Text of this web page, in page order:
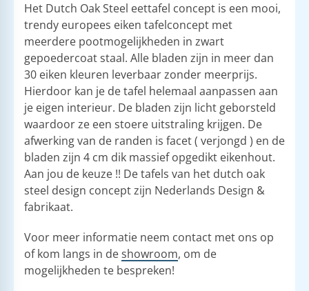
Het Dutch Oak Steel eettafel concept is een mooi,
trendy europees eiken tafelconcept met
meerdere pootmogelijkheden in zwart
gepoedercoat staal. Alle bladen zijn in meer dan
30 eiken kleuren leverbaar zonder meerprijs.
Hierdoor kan je de tafel helemaal aanpassen aan
je eigen interieur. De bladen zijn licht geborsteld
waardoor ze een stoere uitstraling krijgen. De
afwerking van de randen is facet ( verjongd ) en de
bladen zijn 4 cm dik massief opgedikt eikenhout.
Aan jou de keuze !! De tafels van het dutch oak
steel design concept zijn Nederlands Design &
fabrikaat.
Voor meer informatie neem contact met ons op
of kom langs in deshowroom, om de
mogelijkheden te bespreken!